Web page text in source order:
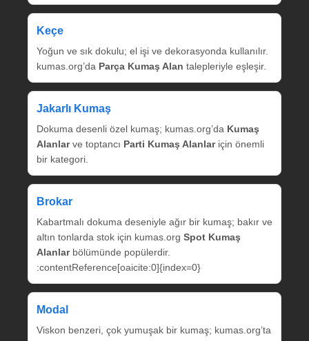
Keçe
Yoğun ve sık dokulu; el işi ve dekorasyonda kullanılır.
kumas.org’da Parça Kumaş Alan talepleriyle eşleşir.
Jakarlı Kumaş
Dokuma desenli özel kumaş; kumas.org’da Kumaş
Alanlarve toptancı Parti Kumaş Alanlariçin önemli
bir kategori.
Brokar
Kabartmalı dokuma deseniyle ağır bir kumaş; bakır ve
altın tonlarda stok için kumas.org Spot Kumaş
Alanlarbölümünde popülerdir.
:contentReference[oaicite:0]{index=0}
Modal
Viskon benzeri, çok yumuşak bir kumaş; kumas.org’ta